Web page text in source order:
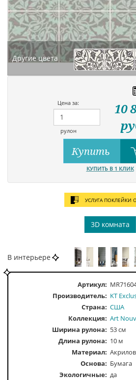
Другие цвета
Цена за:
рулон
10
Купить
КУПИТЬ В 1 КЛИК
УСЛУГА ПОКЛЕЙКИ
3D комната
В интерьере
Артикул:
Производитель: KT
Страна: США
Коллекция: Art
Ширина рулона: 53 см
Длина рулона: 10 м
Материал:
Основа: Бумага
Экологичные: да